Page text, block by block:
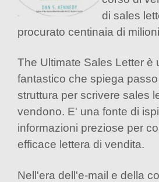
di sales
procurato centinaia di
The Ultimate Sales Letter è
fantastico che spiega
struttura per scrivere sales
vendono. E' una fonte di
informazioni preziose per
efficace lettera di vendita.
Nell'era dell'e-mail e della